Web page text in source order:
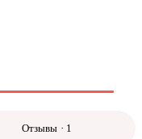
Отзывы · 1